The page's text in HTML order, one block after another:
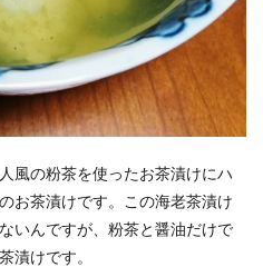
風の粉茶を使ったお茶漬けにハ
お茶漬けです。この海老茶漬け
いんですが、粉茶と醤油だけで
漬けです。